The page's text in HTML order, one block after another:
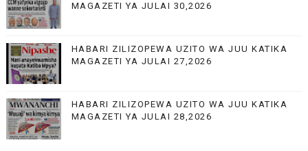
MAGAZETI YA JULAI 30,2026
HABARI ZILIZOPEWA UZITO WA JUU KATIKA
MAGAZETI YA JULAI 27,2026
HABARI ZILIZOPEWA UZITO WA JUU KATIKA
MAGAZETI YA JULAI 28,2026